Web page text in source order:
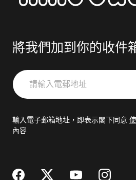
將我們加到你的收件
請
輸
郵
輸入電子郵箱地址，即表示閣下同意
內容